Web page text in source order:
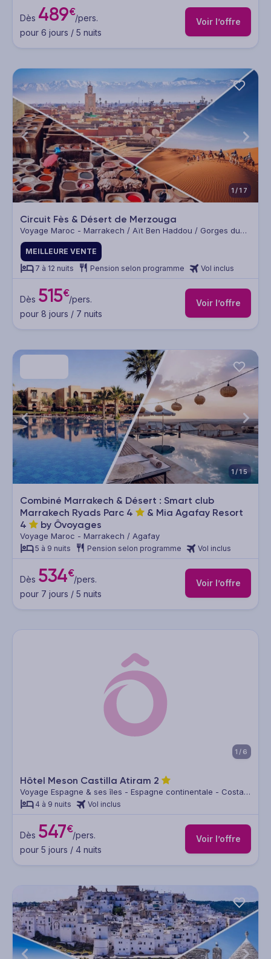
Dès 489€/pers.
pour 6 jours / 5 nuits
Voir l’offre
1/17
Circuit Fès & Désert de Merzouga
Voyage Maroc - Marrakech / Aït Ben Haddou / Gorges du
Dadès / Vallée de Todra / Merzouga / Fès
MEILLEURE VENTE
7 à 12 nuits
Pension selon programme Vol inclus
Dès 515€/pers.
pour 8 jours / 7 nuits
Voir l’offre
1/15
Combiné Marrakech & Désert : Smart club
Marrakech Ryads Parc 4
& Mia Agafay Resort
4
by Ôvoyages
Voyage Maroc - Marrakech / Agafay
5 à 9 nuits Pension selon programme Vol inclus
Dès 534€/pers.
pour 7 jours / 5 nuits
Voir l’offre
1/6
Hôtel Meson Castilla Atiram 2
Voyage Espagne & ses îles - Espagne continentale - Costa
Dorada4 à 9 nuits Vol inclus
Dès 547€/pers.
pour 5 jours / 4 nuits
Voir l’offre